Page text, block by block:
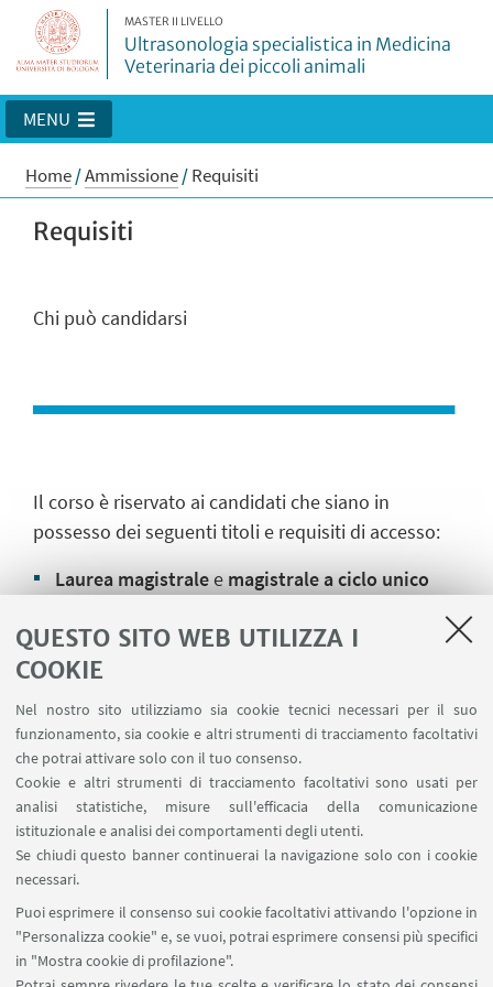
QUESTO SITO WEB UTILIZZA I
COOKIE
Nel nostro sito utilizziamo sia cookie tecnici necessari per il suo
funzionamento, sia cookie e altri strumenti di tracciamento facoltativi
che potrai attivare solo con il tuo consenso.
Cookie e altri strumenti di tracciamento facoltativi sono usati per
analisi statistiche, misure sull'efficacia della comunicazione
istituzionale e analisi dei comportamenti degli utenti.
Se chiudi questo banner continuerai la navigazione solo con i cookie
necessari.
Puoi esprimere il consenso sui cookie facoltativi attivando l'opzione in
"Personalizza cookie" e, se vuoi, potrai esprimere consensi più specifici
in "Mostra cookie di profilazione".
MASTER II LIVELLO
Ultrasonologia specialistica in Medicina
Veterinaria dei piccoli animali
MENU
Home/Ammissione/Requisiti
Requisiti
Chi può candidarsi
Il corso è riservato ai candidati che siano in
possesso dei seguenti titoli e requisiti di accesso:
Laurea magistralee magistrale a ciclo unico
classi: LM42 - Medicina Veterinaria o lauree di
secondo ciclo o ciclo unico di ambito disciplinare
equivalente, eventualmente conseguite ai sensi
degli ordinamenti previgenti (D.M. 509/99 e Vecchio
Ordinamento)
Abilitazione
ministeriale all'esercizio della
Professione diMedico Veterinario
Iscrizione
Medici Veterinari